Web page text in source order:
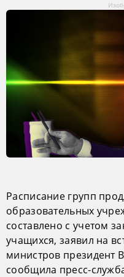
Расписание групп
образовательных
составлено с учетом
учащихся, заявил на
министров президент
сообщила пресс-